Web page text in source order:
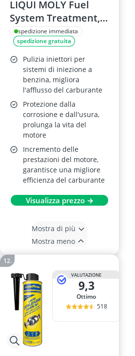
LIQUI MOLY Fuel
System Treatment,
300 ml, SKU: 5108
spedizione immediata
spedizione gratuita
Pulizia iniettori per
sistemi di iniezione a
benzina, migliora
l'afflusso del carburante
Protezione dalla
corrosione e dall'usura,
prolunga la vita del
motore
Incremento delle
prestazioni del motore,
garantisce una migliore
efficienza del carburante
Visualizza prezzo →
Mostra di più
Mostra meno
VALUTAZIONE
9,3
Ottimo
518